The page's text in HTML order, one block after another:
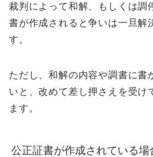
裁判によって和解、もしくは調
書が作成されると争いは一旦解
す。
ただし、和解の内容や調書に書
いと、改めて差し押さえを受け
ます。
公正証書が作成されている場